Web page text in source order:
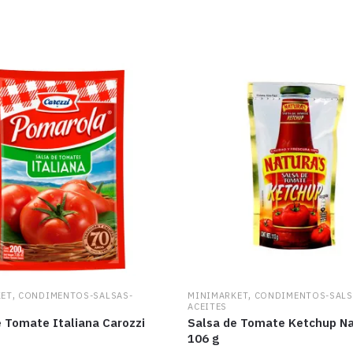
, CONDIMENTOS-SALSAS-
Tomate Italiana Carozzi
MINIMARKET, CONDIMENTOS-
ACEITES
Salsa de Tomate Ketchup
106 g